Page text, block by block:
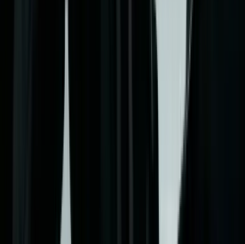
Sıkça Sorulan Sorular
Bu konu hakkında bilmeniz gereken her
Siyah kombin yapmak için siyah parçaları
kesimlerle birleştirin. Monokrom siyah
duruyor. Siyahı nötr renklerle (beyaz, gri,
renkleriyle (kırmızı, mavi, yeşil)